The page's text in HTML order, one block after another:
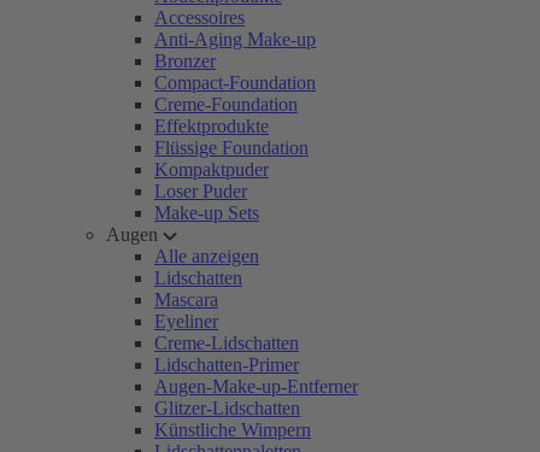
Accessoires
Anti-Aging Make-up
Bronzer
Compact-Foundation
Creme-Foundation
Effektprodukte
Flüssige Foundation
Kompaktpuder
Loser Puder
Make-up Sets
Augen
Alle anzeigen
Lidschatten
Mascara
Eyeliner
Creme-Lidschatten
Lidschatten-Primer
Augen-Make-up-Entferner
Glitzer-Lidschatten
Künstliche Wimpern